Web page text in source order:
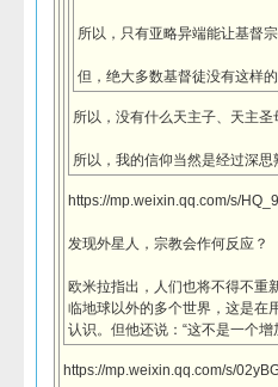
所以，只有亚略异端能让基督宗
但，绝大多数基督徒没有这样
所以，没有什么天主子、天主
所以，我的信仰当然是经过深思
https://mp.weixin.qq.com/s/
发现外星人，宗教会作何反应？
欧米拉指出，人们也将不得不重
临地球以外的多个世界，这是在
认识。但他还说：“这不是一个
https://mp.weixin.qq.com/s/